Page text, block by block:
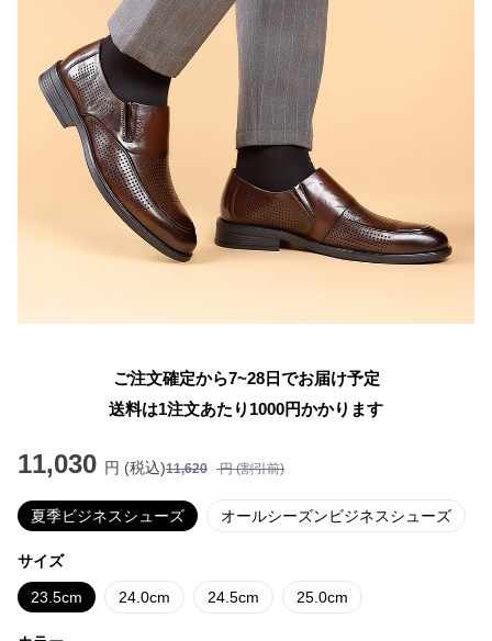
ご注文確定から7~28日でお届け予定
送料は1注文あたり 1000円かかります
11,030 円 (税込)11,620 円 (割引前)
夏季ビジネスシューズ オールシーズンビジネスシューズ
サイズ
23.5cm 24.0cm 24.5cm 25.0cm